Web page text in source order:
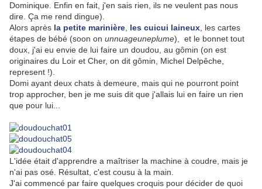
Dominique. Enfin en fait, j'en sais rien, ils ne veulent pas nous
dire. Ça me rend dingue).
Alors après la petite marinière les cuicui laineux , les cartes
étapes de bébé (soon on unnuageuneplume), et le bonnet tout
doux, j'ai eu envie de lui faire un doudou, au gômin (on est
originaires du Loir et Cher, on dit gômin, Michel Delpêche,
represent !).
Domi ayant deux chats à demeure, mais qui ne pourront point
trop approcher, ben je me suis dit que j'allais lui en faire un rien
que pour lui...
L'idée était d'apprendre a maîtriser la machine à coudre, mais je
n'ai pas osé. Résultat, c'est cousu à la main.
J'ai commencé par faire quelques croquis pour décider de quoi